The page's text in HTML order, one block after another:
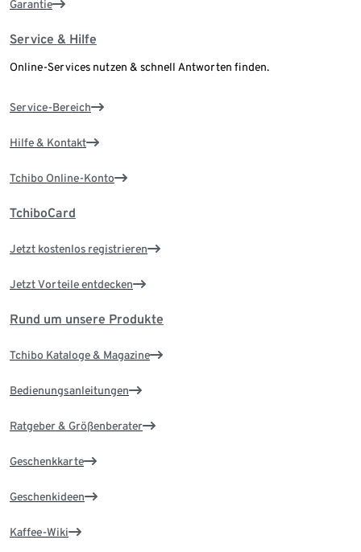
Garantie
Service & Hilfe
Online-Services nutzen & schnell Antworten finden.
Service-Bereich
Hilfe & Kontakt
Tchibo Online-Konto
TchiboCard
Jetzt kostenlos registrieren
Jetzt Vorteile entdecken
Rund um unsere Produkte
Tchibo Kataloge & Magazine
Bedienungsanleitungen
Ratgeber & Größenberater
Geschenkkarte
Geschenkideen
Kaffee-Wiki